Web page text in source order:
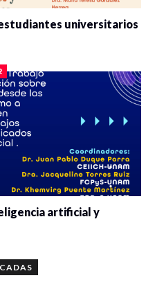
universitarios
artificial y